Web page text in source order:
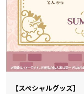
【スペシャルグッズ】